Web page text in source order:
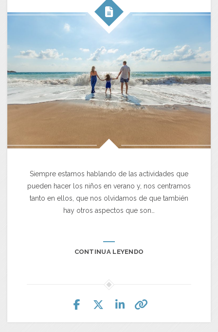
Siempre estamos hablando de las actividades que
pueden hacer los niños en verano y, nos centramos
tanto en ellos, que nos olvidamos de que también
hay otros aspectos que son…
CONTINUA LEYENDO